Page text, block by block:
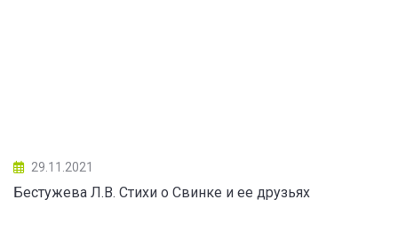
29.11.2021
Бестужева Л.В. Стихи о Свинке и ее друзьях